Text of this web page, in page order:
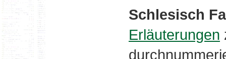
Schlesisch
Erläuterungen